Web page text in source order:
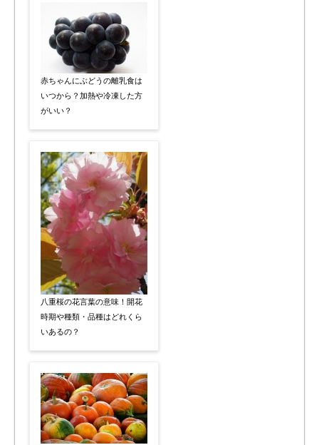
赤ちゃんにぶどうの離乳食は
いつから？加熱や冷凍した方
がいい？
八重桜の花言葉の意味！開花
時期や種類・品種はどれくら
いあるの？